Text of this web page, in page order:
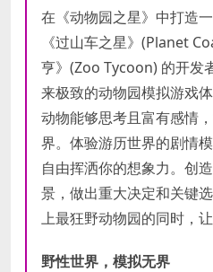
在《动物园之星》中打造
《过山车之星》(Planet
亨》(Zoo Tycoon) 的开发
来极致的动物园模拟游戏
动物能够思考且富有感情
界。体验游历世界的剧情
自由挥洒你的想象力。创
景，做出重大决定和关键
上最狂野动物园的同时，
野性世界，模拟无界